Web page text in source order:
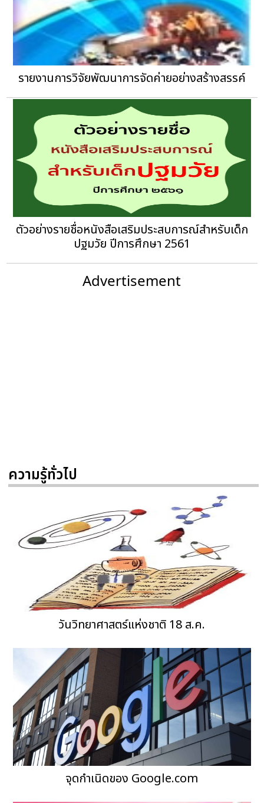
รายงานการวิจัยพัฒนาการจัดค่ายอย่างสร้างสรรค์
ตัวอย่างรายชื่อหนังสือเสริมประสบการณ์สำหรับเด็ก
ปฐมวัย ปีการศึกษา 2561
Advertisement
ความรู้ทั่วไป
วันวิทยาศาสตร์แห่งชาติ 18 ส.ค.
จุดกำเนิดของ Google.com